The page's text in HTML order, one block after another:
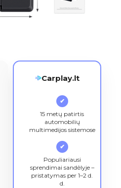
Carplay.lt
✔
15 metų patirtis
automobilių
multimedijos sistemose
✔
Populiariausi
sprendimai sandėlyje –
pristatymas per 1–2 d.
d.